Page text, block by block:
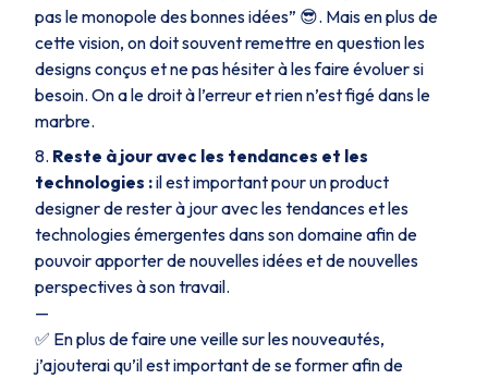
pas le monopole des bonnes idées” 😎. Mais en plus de
cette vision, on doit souvent remettre en question les
designs conçus et ne pas hésiter à les faire évoluer si
besoin. On a le droit à l’erreur et rien n’est figé dans le
marbre.
Reste à jour avec les tendances et les
technologies :il est important pour un product
designer de rester à jour avec les tendances et les
technologies émergentes dans son domaine afin de
pouvoir apporter de nouvelles idées et de nouvelles
perspectives à son travail.
—
✅ En plus de faire une veille sur les nouveautés,
j’ajouterai qu’il est important de se former afin de